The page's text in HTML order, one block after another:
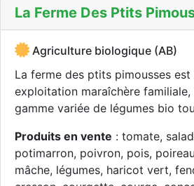
La Ferme Des Ptits
Agriculture biologique (AB)
La ferme des ptits pimousses
exploitation maraîchère
gamme variée de légumes bio
Produits en vente : tomate,
potimarron, poivron, pois,
mâche, légumes, haricot vert,